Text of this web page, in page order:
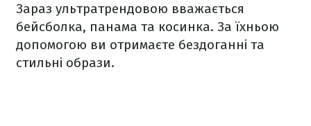
Зараз ультратрендовою вважається
бейсболка, панама та косинка. За їхньою
допомогою ви отримаєте бездоганні та
стильні образи.